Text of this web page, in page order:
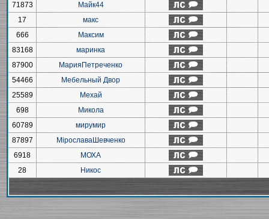
71873
Майк44
17
макс
666
Максим
83168
маринка
87900
МарияПетреченко
54466
Мебельный Двор
25589
Мехай
698
Микола
60789
мирумир
87897
МірославаШевченко
6918
МОХА
28
Никос